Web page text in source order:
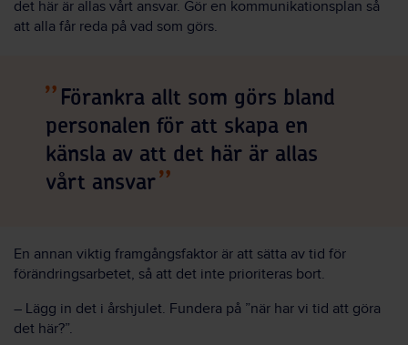
det här är allas vårt ansvar. Gör en kommunikationsplan så
att alla får reda på vad som görs.
Förankra allt som görs bland
personalen för att skapa en
känsla av att det här är allas
vårt ansvar
En annan viktig framgångsfaktor är att sätta av tid för
förändringsarbetet, så att det inte prioriteras bort.
– Lägg in det i årshjulet. Fundera på ”när har vi tid att göra
det här?”.